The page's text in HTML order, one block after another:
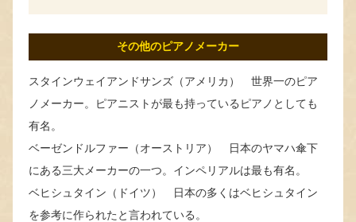
その他のピアノメーカー
スタインウェイアンドサンズ（アメリカ） 世界一のピア
ノメーカー。ピアニストが最も持っているピアノとしても
有名。
ベーゼンドルファー（オーストリア） 日本のヤマハ傘下
にある三大メーカーの一つ。インペリアルは最も有名。
ベヒシュタイン（ドイツ） 日本の多くはベヒシュタイン
を参考に作られたと言われている。